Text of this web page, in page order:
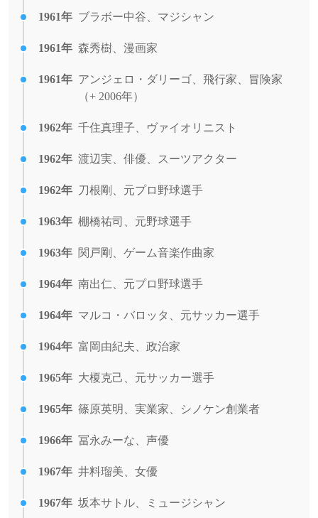
1961年 ブラボー中谷、マジシャン
1961年 森秀樹、漫画家
1961年 アンジェロ・ダリーゴ、飛行家、冒険家
（+ 2006年）
1962年 千住真理子、ヴァイオリニスト
1962年 渡辺実、俳優、スーツアクター
1962年 刀根剛、元プロ野球選手
1963年 棚橋祐司、元野球選手
1963年 関戸剛、ゲーム音楽作曲家
1964年 南出仁、元プロ野球選手
1964年 マルコ・バロッタ、元サッカー選手
1964年 富岡由紀夫、政治家
1965年 大榎克己、元サッカー選手
1965年 篠原英明、実業家、シノケン創業者
1966年 冨永みーな、声優
1967年 井料瑠美、女優
1967年 坂本サトル、ミュージシャン